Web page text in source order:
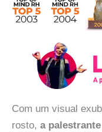
Com um visual
rosto, a